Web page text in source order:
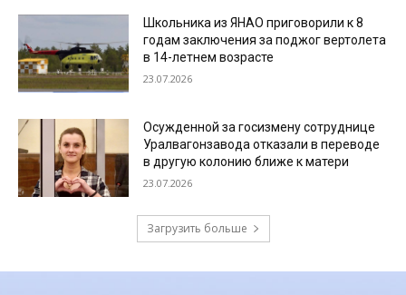
Школьника из ЯНАО приговорили к 8
годам заключения за поджог вертолета
в 14-летнем возрасте
23.07.2026
Осужденной за госизмену сотруднице
Уралвагонзавода отказали в переводе
в другую колонию ближе к матери
23.07.2026
Загрузить больше